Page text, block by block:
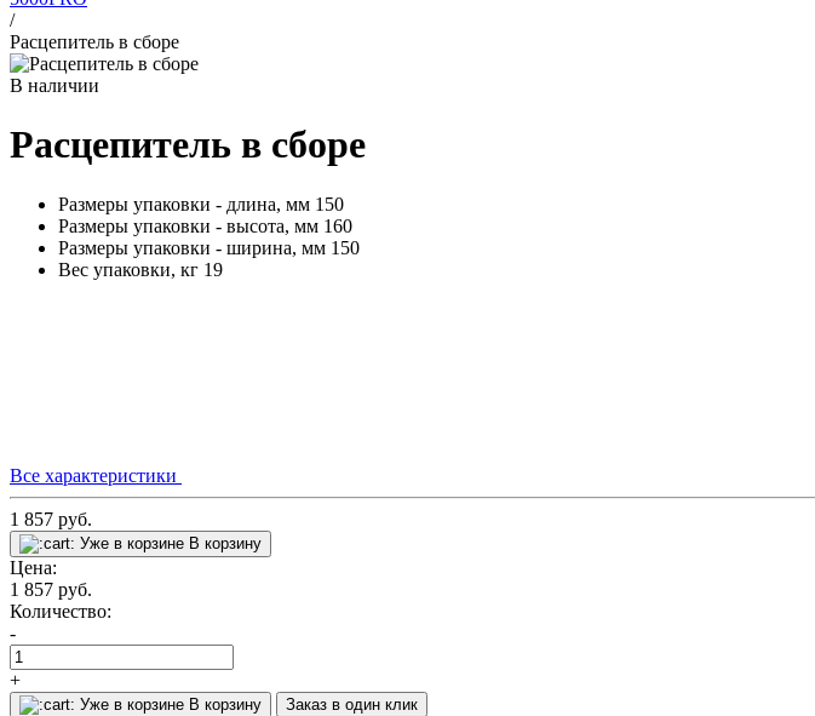
/
Расцепитель в сборе
В наличии
Расцепитель в сборе
Размеры упаковки - длина, мм 150
Размеры упаковки - высота, мм 160
Размеры упаковки - ширина, мм 150
Вес упаковки, кг 19
Все характеристики
1 857 руб.
Уже в корзине В корзину
Цена:
1 857 руб.
Количество:
-
+
Уже в корзине В корзину Заказ в один клик